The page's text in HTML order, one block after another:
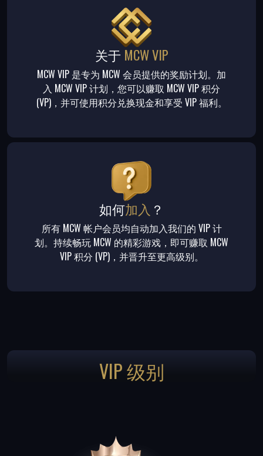
关于 MCW VIP
MCW VIP 是专为 MCW 会员提供的奖励计划。加
入 MCW VIP 计划，您可以赚取 MCW VIP 积分
(VP)，并可使用积分兑换现金和享受 VIP 福利。
如何加入 ？
所有 MCW 帐户会员均自动加入我们的 VIP 计
划。持续畅玩 MCW 的精彩游戏，即可赚取 MCW
VIP 积分 (VP)，并晋升至更高级别。
VIP 级别